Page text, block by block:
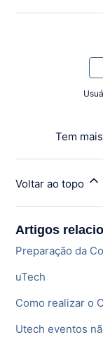
Tem
Voltar ao topo
Artigos
Preparação da
uTech
Como realizar o
Utech eventos